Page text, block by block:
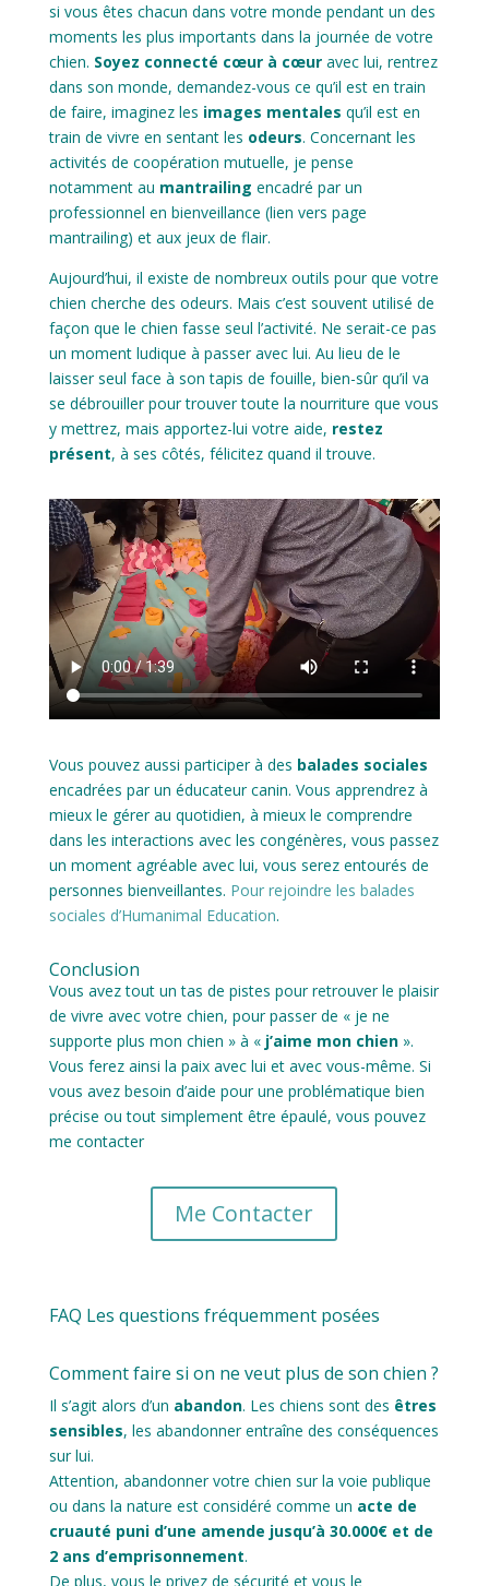
si vous êtes chacun dans votre monde pendant un des
moments les plus importants dans la journée de votre
chien. Soyez connecté cœur à cœuravec lui, rentrez
dans son monde, demandez-vous ce qu’il est en train
de faire, imaginez les images mentales qu’il est en
train de vivre en sentant les odeurs. Concernant les
activités de coopération mutuelle, je pense
notamment au mantrailing encadré par un
professionnel en bienveillance (lien vers page
mantrailing) et aux jeux de flair.
Aujourd’hui, il existe de nombreux outils pour que votre
chien cherche des odeurs. Mais c’est souvent utilisé de
façon que le chien fasse seul l’activité. Ne serait-ce pas
un moment ludique à passer avec lui. Au lieu de le
laisser seul face à son tapis de fouille, bien-sûr qu’il va
se débrouiller pour trouver toute la nourriture que vous
y mettrez, mais apportez-lui votre aide, restez
présent, à ses côtés, félicitez quand il trouve.
Vous pouvez aussi participer à des balades sociales
encadrées par un éducateur canin. Vous apprendrez à
mieux le gérer au quotidien, à mieux le comprendre
dans les interactions avec les congénères, vous passez
un moment agréable avec lui, vous serez entourés de
personnes bienveillantes. Pour rejoindre les balades
sociales d’Humanimal Education.
Conclusion
Vous avez tout un tas de pistes pour retrouver le plaisir
de vivre avec votre chien, pour passer de « je ne
supporte plus mon chien » à « j’aime mon chien».
Vous ferez ainsi la paix avec lui et avec vous-même. Si
vous avez besoin d’aide pour une problématique bien
précise ou tout simplement être épaulé, vous pouvez
me contacter
Me Contacter
FAQ Les questions fréquemment posées
Comment faire si on ne veut plus de son chien ?
Il s’agit alors d’un abandon. Les chiens sont des êtres
sensibles, les abandonner entraîne des conséquences
sur lui.
Attention, abandonner votre chien sur la voie publique
ou dans la nature est considéré comme un acte de
cruauté puni d’une amende jusqu’à 30.000€ et de
2 ans d’emprisonnement.
De plus, vous le privez de sécurité et vous le